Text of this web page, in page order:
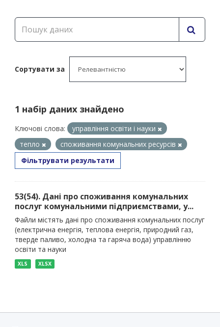
Сортувати за
1 набір даних знайдено
Ключові слова:
управління освіти і науки
тепло
споживання комунальних ресурсів
Фільтрувати результати
53(54). Дані про споживання комунальних
послуг комунальними підприємствами, у...
Файли містять дані про споживання комунальних послуг
(електрична енергія, теплова енергія, природний газ,
тверде паливо, холодна та гаряча вода) управлінню
освіти та науки
XLS XLSX